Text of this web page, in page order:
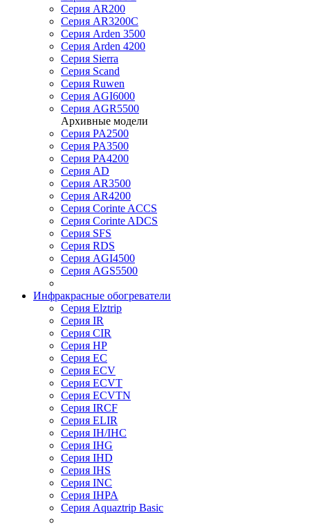
Серия AR200
Серия AR3200C
Серия Arden 3500
Серия Arden 4200
Серия Sierra
Серия Scand
Серия Ruwen
Серия AGI6000
Серия AGR5500
Архивные модели
Серия PA2500
Серия PA3500
Серия PA4200
Серия AD
Серия AR3500
Серия AR4200
Серия Corinte ACCS
Серия Corinte ADCS
Серия SFS
Серия RDS
Серия AGI4500
Серия AGS5500
Инфракрасные обогреватели
Серия Elztrip
Серия IR
Серия CIR
Серия HP
Серия EC
Серия ECV
Серия ECVT
Серия ECVTN
Серия IRCF
Серия ELIR
Серия IH/IHC
Серия IHG
Серия IHD
Серия IHS
Серия INC
Серия IHPA
Серия Aquaztrip Basic